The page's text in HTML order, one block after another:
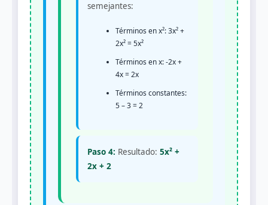
semejantes:
Términos en x²: 3x² +
2x² = 5x²
Términos en x: -2x +
4x = 2x
Términos constantes:
5 – 3 = 2
Paso 4: Resultado: 5x² +
2x + 2